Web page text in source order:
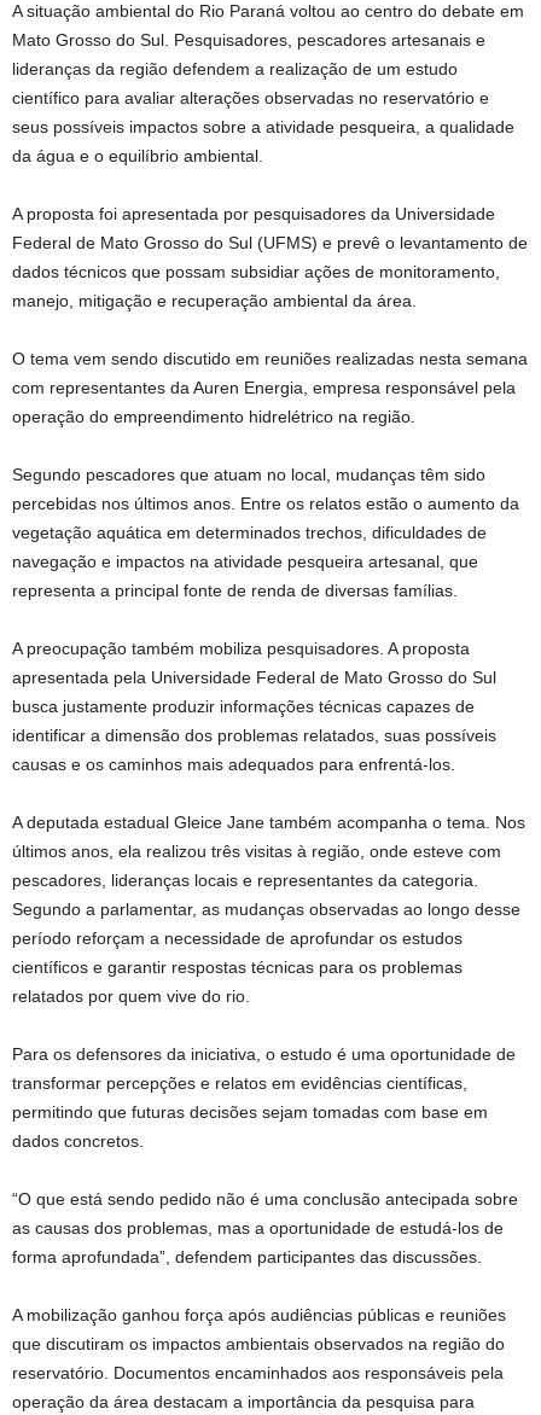
at
s
A
p
c
e
b
o
k
p
y
Li
n
t
A situação ambiental do Rio Paraná voltou ao centro do debate em
Mato Grosso do Sul. Pesquisadores, pescadores artesanais e
lideranças da região defendem a realização de um estudo
científico para avaliar alterações observadas no reservatório e
seus possíveis impactos sobre a atividade pesqueira, a qualidade
da água e o equilíbrio ambiental.
A proposta foi apresentada por pesquisadores da Universidade
Federal de Mato Grosso do Sul (UFMS) e prevê o levantamento de
dados técnicos que possam subsidiar ações de monitoramento,
manejo, mitigação e recuperação ambiental da área.
O tema vem sendo discutido em reuniões realizadas nesta semana
com representantes da Auren Energia, empresa responsável pela
operação do empreendimento hidrelétrico na região.
Segundo pescadores que atuam no local, mudanças têm sido
percebidas nos últimos anos. Entre os relatos estão o aumento da
vegetação aquática em determinados trechos, dificuldades de
navegação e impactos na atividade pesqueira artesanal, que
representa a principal fonte de renda de diversas famílias.
A preocupação também mobiliza pesquisadores. A proposta
apresentada pela Universidade Federal de Mato Grosso do Sul
busca justamente produzir informações técnicas capazes de
identificar a dimensão dos problemas relatados, suas possíveis
causas e os caminhos mais adequados para enfrentá-los.
A deputada estadual Gleice Jane também acompanha o tema. Nos
últimos anos, ela realizou três visitas à região, onde esteve com
pescadores, lideranças locais e representantes da categoria.
Segundo a parlamentar, as mudanças observadas ao longo desse
período reforçam a necessidade de aprofundar os estudos
científicos e garantir respostas técnicas para os problemas
relatados por quem vive do rio.
Para os defensores da iniciativa, o estudo é uma oportunidade de
transformar percepções e relatos em evidências científicas,
permitindo que futuras decisões sejam tomadas com base em
dados concretos.
“O que está sendo pedido não é uma conclusão antecipada sobre
as causas dos problemas, mas a oportunidade de estudá-los de
forma aprofundada”, defendem participantes das discussões.
A mobilização ganhou força após audiências públicas e reuniões
que discutiram os impactos ambientais observados na região do
reservatório. Documentos encaminhados aos responsáveis pela
operação da área destacam a importância da pesquisa para